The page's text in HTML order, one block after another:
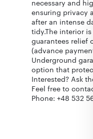
necessary and
ensuring privacy
after an intense
tidy.The interior
guarantees relief
(advance
Underground
option that
Interested? Ask
Feel free to
Phone: +48 532